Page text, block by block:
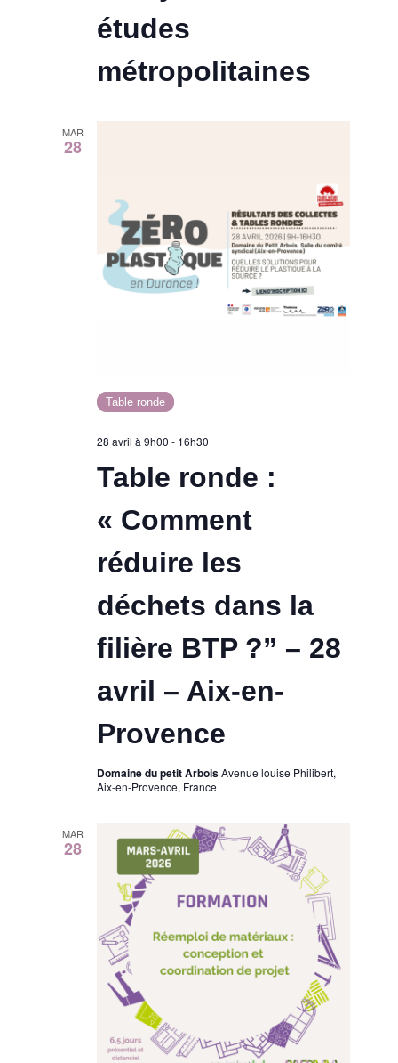
études
métropolitaines
MAR
28
Table ronde :
« Comment
réduire les
déchets dans la
filière BTP ?” – 28
avril – Aix-en-
Provence
28 avril à 9h00 - 16h30
Table ronde
Domaine du petit ArboisAvenue louise Philibert,
Aix-en-Provence, France
MAR
28